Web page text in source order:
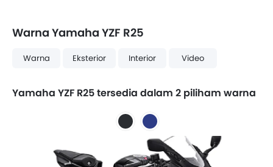
Warna Yamaha YZF R25
Warna Eksterior Interior Video
Yamaha YZF R25 tersedia dalam 2 piliham warna